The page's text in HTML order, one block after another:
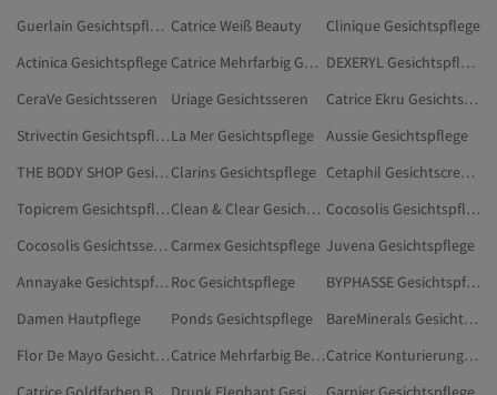
Guerlain Gesichtspflege Catrice Weiß Beauty
Clinique Gesichtspflege
Actinica Gesichtspflege
Catrice Mehrfarbig Gesichtsprimer
DEXERYL Gesichtspflege
CeraVe Gesichtsseren
Uriage Gesichtsseren
Catrice Ekru Gesichtspuder
Strivectin GesichtspflegeLa Mer Gesichtspflege
Aussie Gesichtspflege
THE BODY SHOP Gesichtscremes Clarins Gesichtspflege
Cetaphil Gesichtscremes
Topicrem Gesichtspflege
Clean & Clear Gesichtspflege
Cocosolis Gesichtspflege
Cocosolis Gesichtsseren Carmex Gesichtspflege Juvena Gesichtspflege
Annayake Gesichtspflege Roc Gesichtspflege
BYPHASSE Gesichtspflege
Damen Hautpflege
Ponds Gesichtspflege
BareMinerals Gesichtspflege
Flor De Mayo Gesichtspflege
Catrice Mehrfarbig Beauty
Catrice Konturierungsprodukte